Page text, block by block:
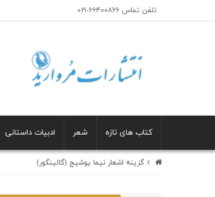
تلفن تماس ۶۶۴۰۰۸۶۶-۰۲۱
کتاب های تازه شعر ادبیات داستانی
گزینه اشعار نیما یوشیج (گالینگور)